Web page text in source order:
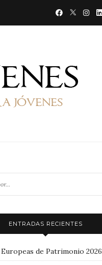
ENTRADAS RECIENTES
de Patrimonio 2026